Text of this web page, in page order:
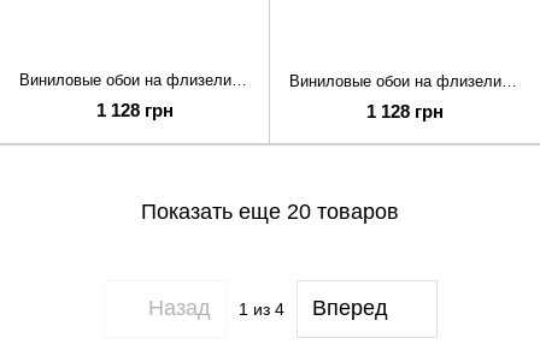
Виниловые обои на флизелиновой основе Lutece Les Aventures 11202009
1 128 грн
Виниловые обои на флизелиновой основе Lutece Les Aventures 11202004
1 128 грн
Показать еще 20 товаров
Назад 1 из 4 Вперед